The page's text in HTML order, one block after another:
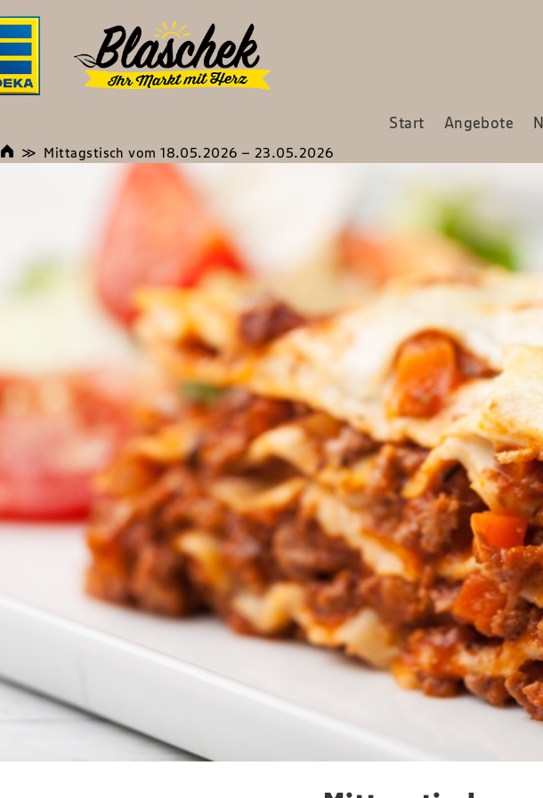
Start Angebote
Mittagstisch vom 18.05.2026 – 23.05.2026